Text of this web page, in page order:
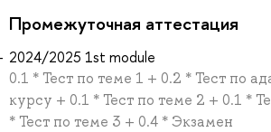
Промежуточная аттестация
2024/2025 1st module
0.1 * Тест по теме 1 + 0.2 * Тест по
курсу + 0.1 * Тест по теме 2 + 0.1 *
* Тест по теме 3 + 0.4 * Экзамен